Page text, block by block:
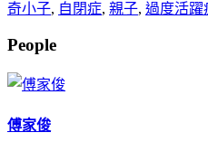
奇小子, 自閉症, 親子, 過度活躍
People
傅家俊